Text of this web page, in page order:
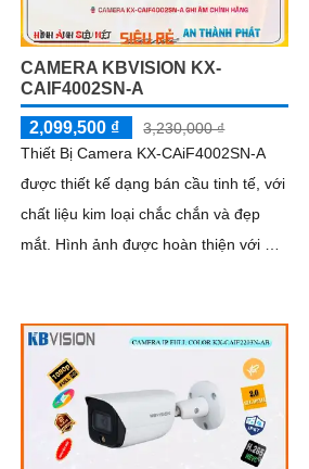
CAMERA KBVISION KX-
CAIF4002SN-A
2,099,500 ₫
3,230,000 ₫
Thiết Bị Camera KX-CAiF4002SN-A
được thiết kế dạng bán cầu tinh tế, với
chất liệu kim loại chắc chắn và đẹp
mắt. Hình ảnh được hoàn thiện với độ